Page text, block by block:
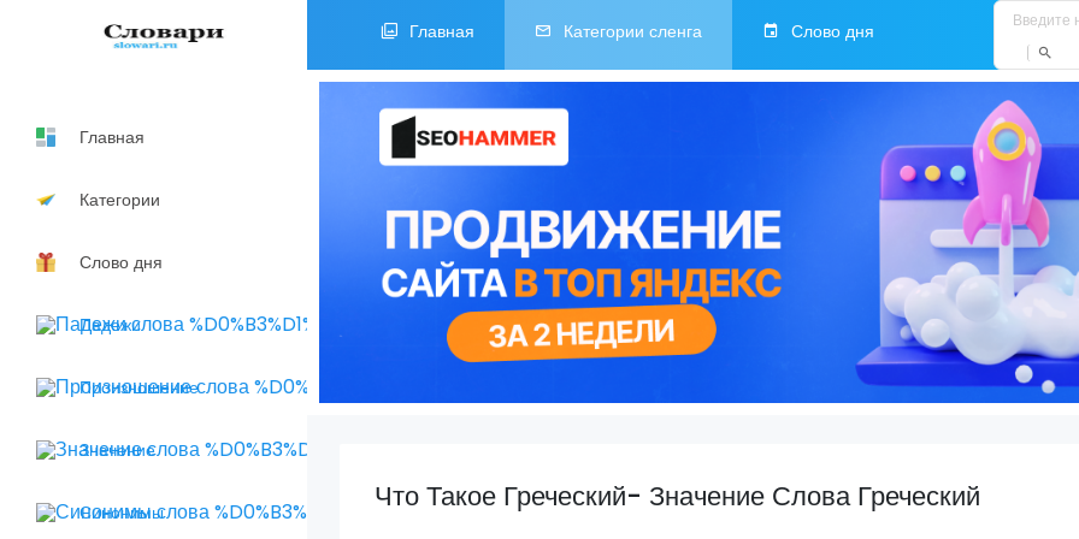
Главная Категории сленга Слово дня
Главная
Категории
Слово дня
Падежи
Произношение
Значение
Синонимы Что Такое Греческий- Значение Слова Греческий